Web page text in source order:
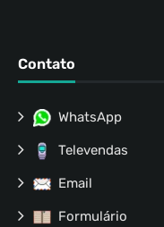
Contato
WhatsApp
Televendas
Email
Formulário